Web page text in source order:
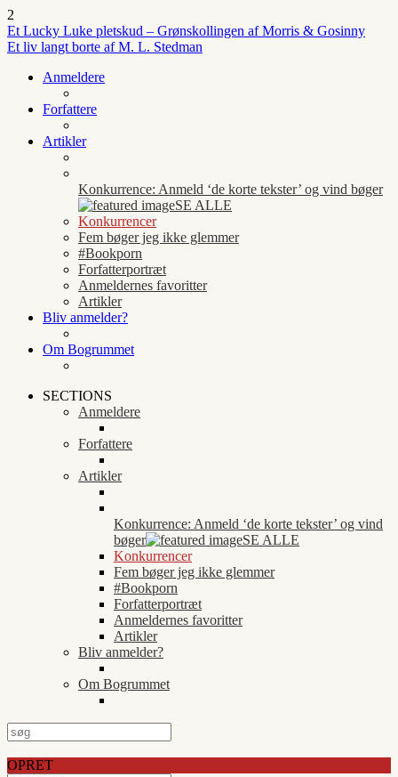
2
Et Lucky Luke pletskud – Grønskollingen af Morris & Gosinny
Et liv langt borte af M. L. Stedman
Anmeldere
Forfattere
Artikler
Konkurrence: Anmeld ‘de korte tekster’ og vind bøger
SE ALLE
Konkurrencer
Fem bøger jeg ikke glemmer
#Bookporn
Forfatterportræt
Anmeldernes favoritter
Artikler
Bliv anmelder?
Om Bogrummet
SECTIONS
Anmeldere
Forfattere
Artikler
Konkurrence: Anmeld ‘de korte tekster’ og vind
bøger
SE ALLE
Konkurrencer
Fem bøger jeg ikke glemmer
#Bookporn
Forfatterportræt
Anmeldernes favoritter
Artikler
Bliv anmelder?
Om Bogrummet
OPRET